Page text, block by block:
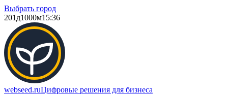
Выбрать город
201д1000м15:36
webseed.ruЦифровые решения для бизнеса